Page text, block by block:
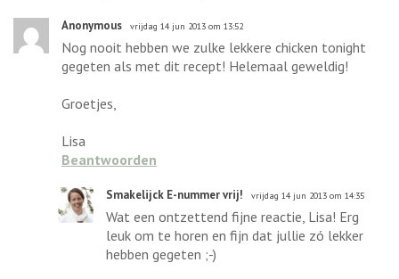
Anonymous vrijdag 14 jun 2013 om 13:52
Nog nooit hebben we zulke lekkere chicken tonight
gegeten als met dit recept! Helemaal geweldig!
Groetjes,
Lisa
Beantwoorden
Smakelijck E-nummer vrij! vrijdag 14 jun 2013 om 14:35
Wat een ontzettend fijne reactie, Lisa! Erg
leuk om te horen en fijn dat jullie zó lekker
hebben gegeten ;-)